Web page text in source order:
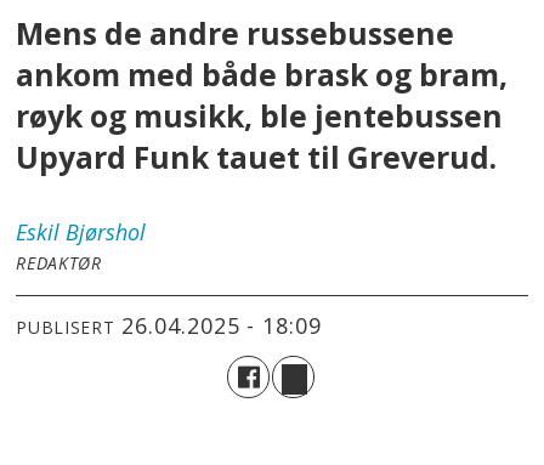
Mens de andre russebussene
ankom med både brask og bram,
røyk og musikk, ble jentebussen
Upyard Funk tauet til Greverud.
Eskil Bjørshol
REDAKTØR
PUBLISERT 26.04.2025 - 18:09